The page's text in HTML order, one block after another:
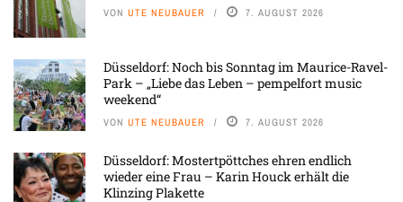
VON UTE NEUBAUER 7. AUGUST 2026
Düsseldorf: Noch bis Sonntag im Maurice-Ravel-
Park – „Liebe das Leben – pempelfort music
weekend“
VON UTE NEUBAUER 7. AUGUST 2026
Düsseldorf: Mostertpöttches ehren endlich
wieder eine Frau – Karin Houck erhält die
Klinzing Plakette